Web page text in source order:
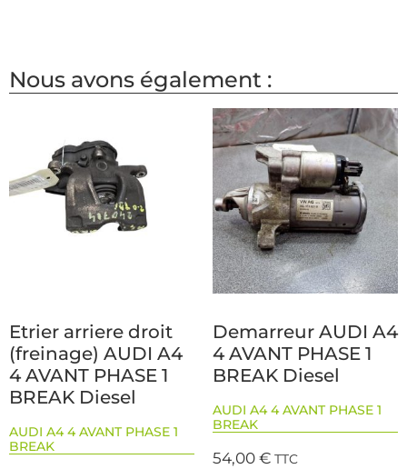
Nous avons également :
Etrier arriere droit
(freinage) AUDI A4
4 AVANT PHASE 1
BREAK Diesel
AUDI A4 4 AVANT PHASE 1
BREAK
Demarreur AUDI A4
4 AVANT PHASE 1
BREAK Diesel
AUDI A4 4 AVANT PHASE 1
BREAK
54,00€ TTC